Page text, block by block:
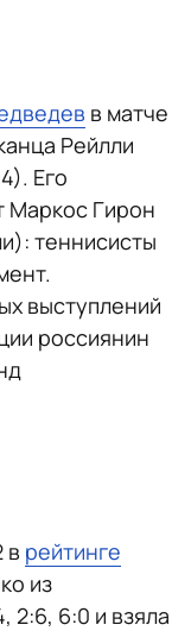
в матче
Рейлли
Его
Маркос Гирон
теннисисты
выступлений
россиянин
в рейтинге
из
6:0 и взяла